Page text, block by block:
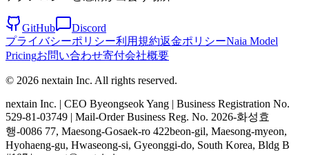
GitHub
Discord
プライバシーポリシー利用規約返金ポリシーNaia Model
Pricingお問い合わせ寄付会社概要
© 2026 nextain Inc. All rights reserved.
nextain Inc. | CEO Byeongseok Yang | Business Registration No.
529-81-03749 | Mail-Order Business Reg. No. 2026-화성효
행-0086 77, Maesong-Gosaek-ro 422beon-gil, Maesong-myeon,
Hyohaeng-gu, Hwaseong-si, Gyeonggi-do, South Korea, Bldg B